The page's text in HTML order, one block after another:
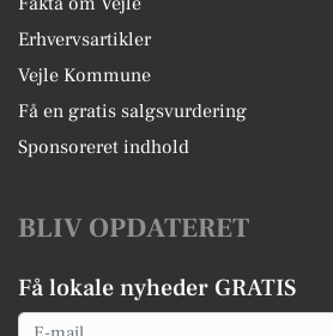
Erhvervsartikler
Vejle Kommune
Få en gratis salgsvurdering
Sponsoreret indhold
BLIV OPDATERET
Få lokale nyheder GRATIS
Email